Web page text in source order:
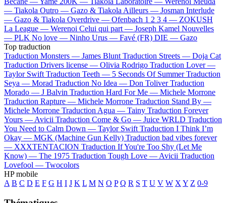
— Tiakola Outro — Gazo & TiakolaAilleurs — Josman Interlude
— Gazo & Tiakola Overdrive — Ofenbach 1 2 3 4 — ZOKUSH
La League — Werenoi Celui qui part — Joseph Kamel Nouvelles
— PLK No love — Ninho Urus — Favé (FR) DIE — Gazo
Top traduction
Traduction Monsters — James Blunt Traduction Streets — Doja Cat
Traduction Drivers license — Olivia Rodrigo Traduction Lover —
Taylor Swift Traduction Teeth — 5 Seconds Of Summer Traduction
Seya — Morad Traduction No Idea — Don Toliver Traduction
Morado — J Balvin Traduction Hard For Me — Michele Morrone
Traduction Rapture — Michele Morrone Traduction Stand By —
Michele Morrone Traduction Agua — Tainy Traduction Forever
Yours —Avicii Traduction Come & Go — Juice WRLD Traduction
You Need to Calm Down — Taylor Swift Traduction I Think I’m
Okay — MGK (Machine Gun Kelly) Traduction bad vibes forever
— XXXTENTACION Traduction If You're Too Shy (Let Me
Know) — The 1975 Traduction Tough Love —Avicii Traduction
Lovefool — Twocolors
HP mobile
A B C D E F G H I J K L M N O P Q R S T U V W XY Z 0-9